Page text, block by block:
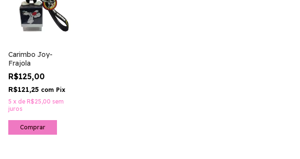
Carimbo Joy-
Frajola
R$125,00
R$121,25 com Pix
5 x de R$25,00 sem
juros